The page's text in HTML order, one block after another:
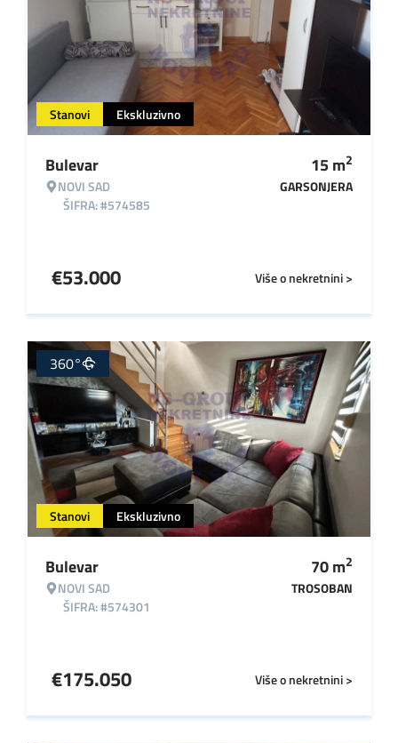
Stanovi Ekskluzivno
Bulevar
NOVI SAD
ŠIFRA: #574585
15m2
GARSONJERA
Više o nekretnini >
€53.000
Stanovi Ekskluzivno
360°
Bulevar
NOVI SAD
ŠIFRA: #574301
70m2
TROSOBAN
Više o nekretnini >
€175.050